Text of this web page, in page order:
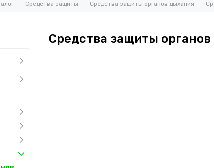
Средства защиты Средства защиты органов дыхания
Средства защиты